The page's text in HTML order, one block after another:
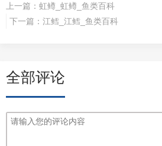
上一篇： 虹鳟_虹鳟_鱼类百科
下一篇： 江鳕_江鳕_鱼类百科
全部评论